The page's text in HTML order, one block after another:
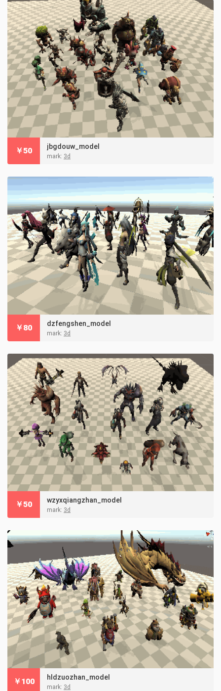
jbgdouw_model
mark: 3d
￥50
dzfengshen_model
mark: 3d
￥80
wzyxqiangzhan_model
mark: 3d
￥50
hldzuozhan_model
mark: 3d
￥100